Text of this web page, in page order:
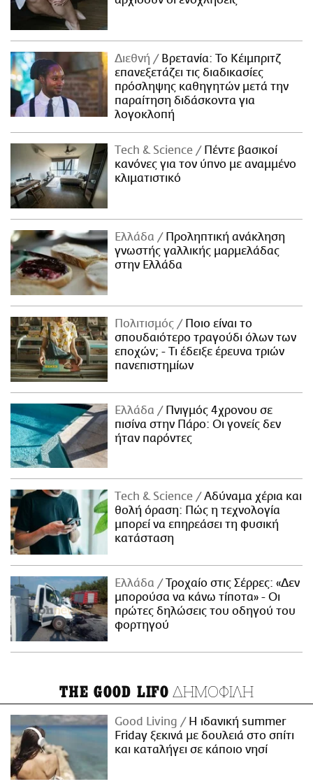
Διεθνή
Βρετανία: Το Κέιμπριτζ
επανεξετάζει τις διαδικασίες
πρόσληψης καθηγητών μετά την
παραίτηση διδάσκοντα για
λογοκλοπή
Τech & Science
Πέντε βασικοί
κανόνες για τον ύπνο με αναμμένο
κλιματιστικό
Ελλάδα
Προληπτική ανάκληση
γνωστής γαλλικής μαρμελάδας
στην Ελλάδα
Πολιτισμός
Ποιο είναι το
σπουδαιότερο τραγούδι όλων των
εποχών; - Τι έδειξε έρευνα τριών
πανεπιστημίων
Ελλάδα
Πνιγμός 4χρονου σε
πισίνα στην Πάρο: Οι γονείς δεν
ήταν παρόντες
Τech & Science
Αδύναμα χέρια και
θολή όραση: Πώς η τεχνολογία
μπορεί να επηρεάσει τη φυσική
κατάσταση
Ελλάδα
Τροχαίο στις Σέρρες: «Δεν
μπορούσα να κάνω τίποτα» - Οι
πρώτες δηλώσεις του οδηγού του
φορτηγού
THE GOOD LIFO ΔΗΜΟΦΙΛΗ
Good Living
Η ιδανική summer
Friday ξεκινά με δουλειά στο σπίτι
και καταλήγει σε κάποιο νησί